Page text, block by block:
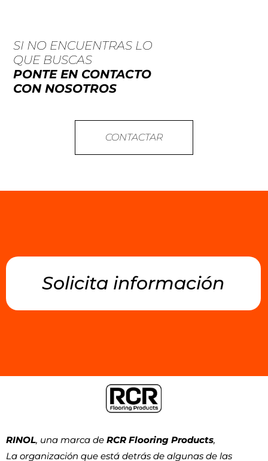
SI NO ENCUENTRAS LO
QUE BUSCAS
PONTE EN CONTACTO
CON NOSOTROS
CONTACTAR
Solicita información
RINOL, una marca de RCR Flooring Products,
La organización que está detrás de algunas de las